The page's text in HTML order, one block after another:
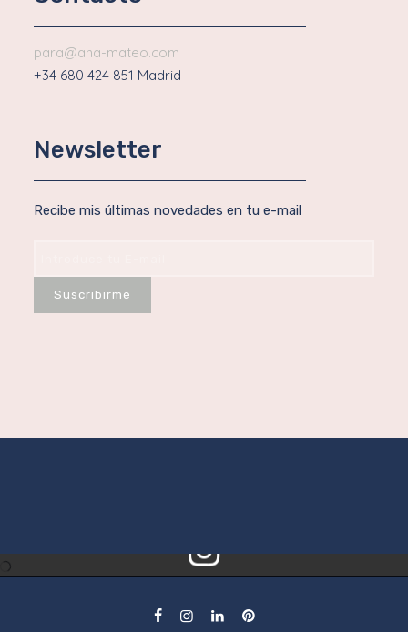
para@ana-mateo.com
+34 680 424 851 Madrid
Newsletter
Recibe mis últimas novedades en tu e-mail